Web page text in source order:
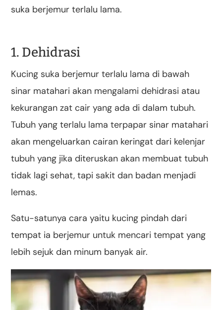
suka berjemur terlalu lama.
1. Dehidrasi
Kucing suka berjemur terlalu lama di bawah
sinar matahari akan mengalami dehidrasi atau
kekurangan zat cair yang ada di dalam tubuh.
Tubuh yang terlalu lama terpapar sinar matahari
akan mengeluarkan cairan keringat dari kelenjar
tubuh yang jika diteruskan akan membuat tubuh
tidak lagi sehat, tapi sakit dan badan menjadi
lemas.
Satu-satunya cara yaitu kucing pindah dari
tempat ia berjemur untuk mencari tempat yang
lebih sejuk dan minum banyak air.